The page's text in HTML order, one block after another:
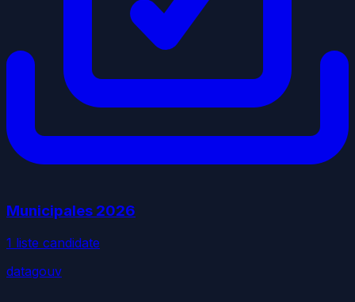
Municipales 2026
1 liste candidate
datagouv